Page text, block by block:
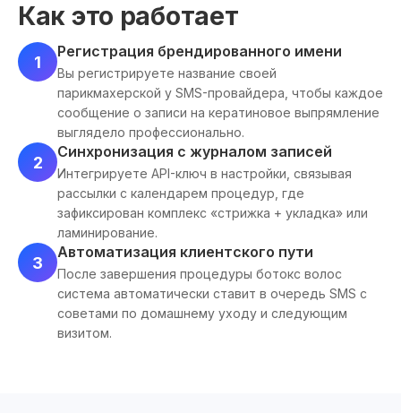
Как это работает
1
Регистрация брендированного имени
Вы регистрируете название своей
парикмахерской у SMS-провайдера, чтобы каждое
сообщение о записи на кератиновое выпрямление
выглядело профессионально.
2
Синхронизация с журналом записей
Интегрируете API-ключ в настройки, связывая
рассылки с календарем процедур, где
зафиксирован комплекс «стрижка + укладка» или
ламинирование.
3
Автоматизация клиентского пути
После завершения процедуры ботокс волос
система автоматически ставит в очередь SMS с
советами по домашнему уходу и следующим
визитом.